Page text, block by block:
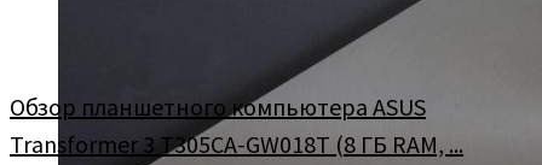
Обзор планшетного компьютера ASUS
Transformer 3 T305CA-GW018T (8 ГБ RAM, ...